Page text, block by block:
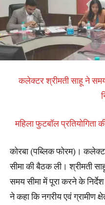
कलेक्टर श्रीमती साहू ने
महिला फुटबॉल प्रतियोगिता
कोरबा (पब्लिक फोरम)।
सीमा की बैठक ली। श्रीमती साहू
समय सीमा में पूरा करने के
ने कहा कि नगरीय एवं ग्रामीण